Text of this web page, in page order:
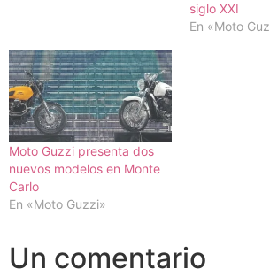
siglo XXI
En «Moto
Moto Guzzi presenta dos
nuevos modelos en Monte
Carlo
En «Moto Guzzi»
Un comentario